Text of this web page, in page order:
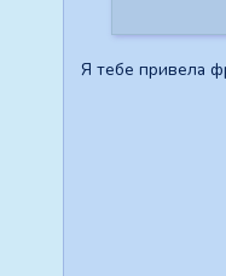
Я тебе привела